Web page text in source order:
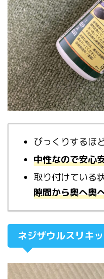
びっくりするほ
中性なので安心
取り付けている
隙間から奥へ奥
ネジザウルスリキ